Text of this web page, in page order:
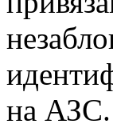
на АЗС.